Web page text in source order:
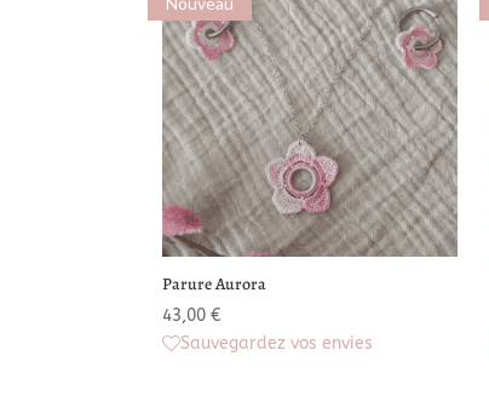
récent
au
plus
ancien
Parure Aurora
43,00€
Sauvegardez vos envies